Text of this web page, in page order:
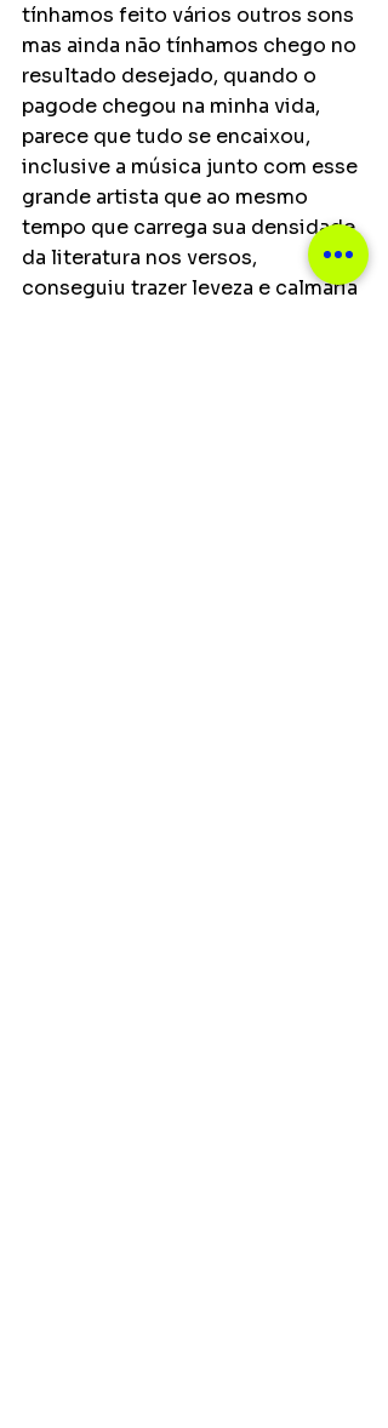
tínhamos feito vários outros sons
mas ainda não tínhamos chego no
resultado desejado, quando o
pagode chegou na minha vida,
parece que tudo se encaixou,
inclusive a música junto com esse
grande artista que ao mesmo
tempo que carrega sua densidade
da literatura nos versos,
conseguiu trazer leveza e calmaria